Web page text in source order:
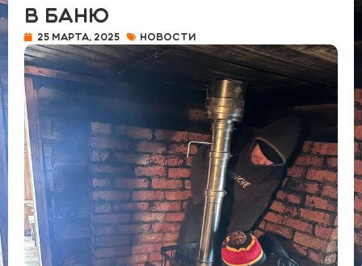
В баню
25 марта, 2025 Новости